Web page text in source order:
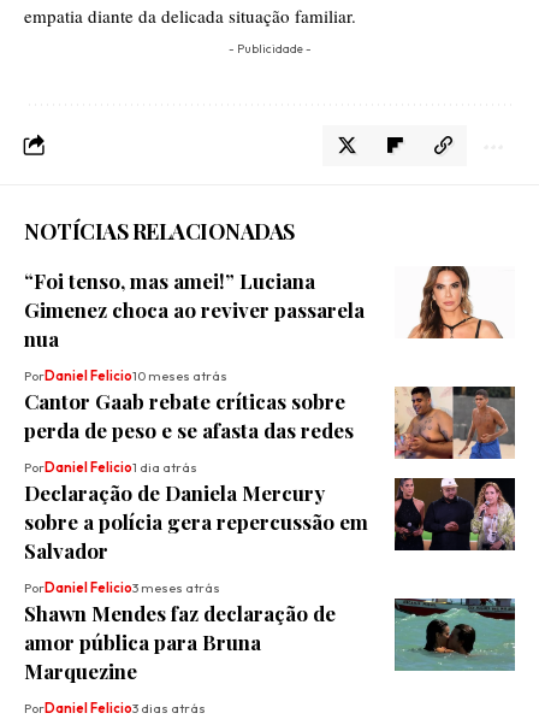
empatia diante da delicada situação familiar.
- Publicidade -
NOTÍCIAS RELACIONADAS
“Foi tenso, mas amei!” Luciana
Gimenez choca ao reviver passarela
nua
PorDaniel Felicio10 meses atrás
Cantor Gaab rebate críticas sobre
perda de peso e se afasta das redes
PorDaniel Felicio1 dia atrás
Declaração de Daniela Mercury
sobre a polícia gera repercussão em
Salvador
PorDaniel Felicio3 meses atrás
Shawn Mendes faz declaração de
amor pública para Bruna
Marquezine
PorDaniel Felicio3 dias atrás